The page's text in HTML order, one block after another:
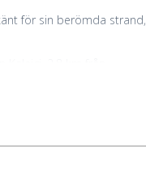
för sin berömda strand,
och bara 50 m från